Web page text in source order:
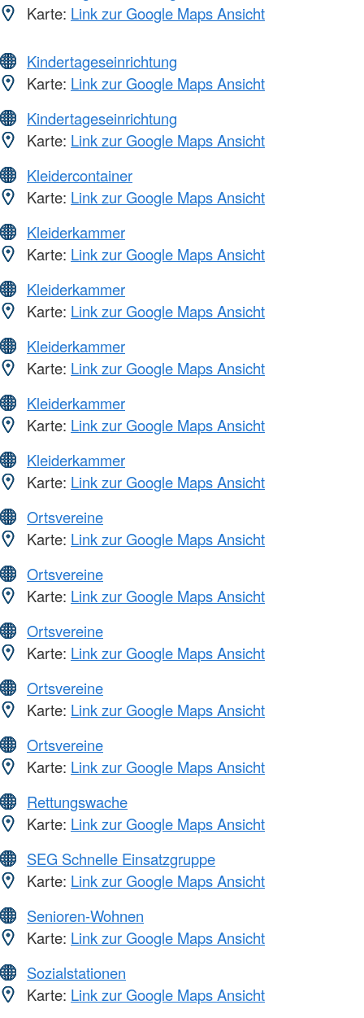
Karte: Link zur Google Maps Ansicht
Kindertageseinrichtung
Karte: Link zur Google Maps Ansicht
Kindertageseinrichtung
Karte: Link zur Google Maps Ansicht
Kleidercontainer
Karte: Link zur Google Maps Ansicht
Kleiderkammer
Karte: Link zur Google Maps Ansicht
Kleiderkammer
Karte: Link zur Google Maps Ansicht
Kleiderkammer
Karte: Link zur Google Maps Ansicht
Kleiderkammer
Karte: Link zur Google Maps Ansicht
Kleiderkammer
Karte: Link zur Google Maps Ansicht
Ortsvereine
Karte: Link zur Google Maps Ansicht
Ortsvereine
Karte: Link zur Google Maps Ansicht
Ortsvereine
Karte: Link zur Google Maps Ansicht
Ortsvereine
Karte: Link zur Google Maps Ansicht
Ortsvereine
Karte: Link zur Google Maps Ansicht
Rettungswache
Karte: Link zur Google Maps Ansicht
SEG Schnelle Einsatzgruppe
Karte: Link zur Google Maps Ansicht
Senioren-Wohnen
Karte: Link zur Google Maps Ansicht
Sozialstationen
Karte: Link zur Google Maps Ansicht